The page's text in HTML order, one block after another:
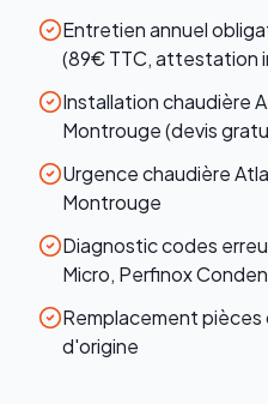
Entretien annuel
(89€ TTC, attestation
Installation chaudière
Montrouge (devis
Urgence chaudière
Montrouge
Diagnostic codes
Micro, Perfinox
Remplacement
d'origine